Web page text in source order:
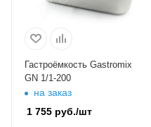
Гастроёмкость Gastromix
GN 1/1-200
на заказ
1 755 руб./шт